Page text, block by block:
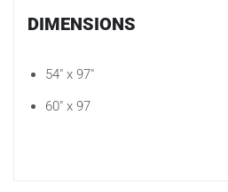
DIMENSIONS
54″ x 97″
60″ x 97